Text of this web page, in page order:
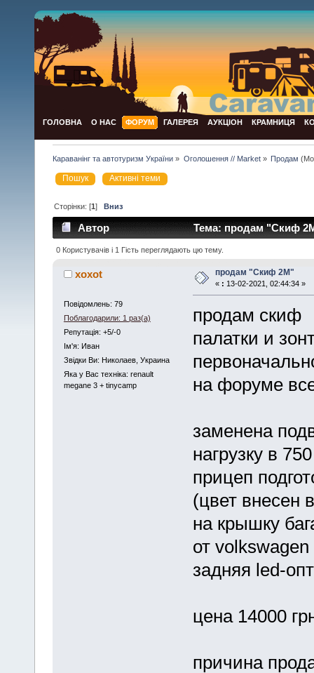
ГОЛОВНА О НАС ФОРУМ ГАЛЕРЕЯ АУКЦІОН КРАМНИЦЯ
Караванінг та автотуризм України » Оголошення // Market» Продам
Пошук Активні теми
Сторінки: [1]Вниз
Автор Тема: продам "Скиф
0 Користувачів і 1 Гість переглядають цю тему.
xoxot
Повідомлень: 79
Поблагодарили: 1 раз(а)
Репутація: +5/-0
Iм'я: Иван
Звідки Ви: Николаев, Украина
Яка у Вас техніка: renault
megane 3 + tinycamp
продам "Скиф 2M"
« : 13-02-2021, 02:44:34 »
продам скиф
палатки и
на форуме
заменена
нагрузку в
прицеп
(цвет внесен
на крышку
от volkswagen
задняя led-
цена 14000
причина